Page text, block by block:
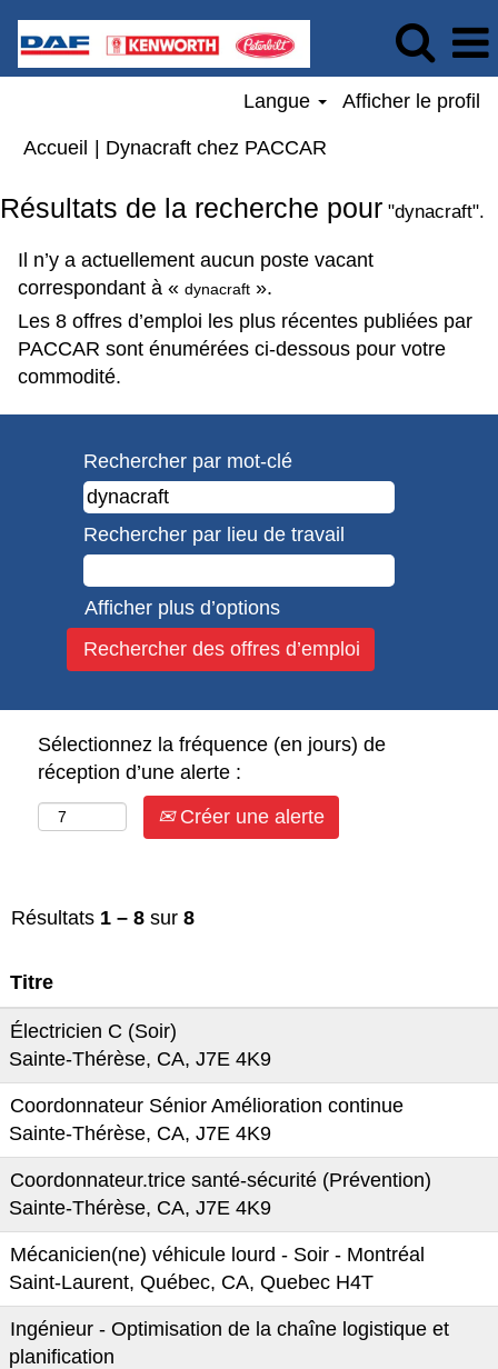
Langue Afficher le profil
Accueil Dynacraft chez PACCAR
Résultats de la recherche pour "dynacraft".
Il n’y a actuellement aucun poste vacant
correspondant à « dynacraft ».
Les 8 offres d’emploi les plus récentes publiées par
PACCAR sont énumérées ci-dessous pour votre
commodité.
Rechercher par mot-clé
Rechercher par lieu de travail
Afficher plus d’options
Sélectionnez la fréquence (en jours) de
réception d’une alerte :
Créer une alerte
Résultats 1 – 8 sur 8
Titre
Électricien C (Soir)
Sainte-Thérèse, CA, J7E 4K9
Coordonnateur Sénior Amélioration continue
Sainte-Thérèse, CA, J7E 4K9
Coordonnateur.trice santé-sécurité (Prévention)
Sainte-Thérèse, CA, J7E 4K9
Mécanicien(ne) véhicule lourd - Soir - Montréal
Saint-Laurent, Québec, CA, Quebec H4T
Ingénieur - Optimisation de la chaîne logistique et
planification